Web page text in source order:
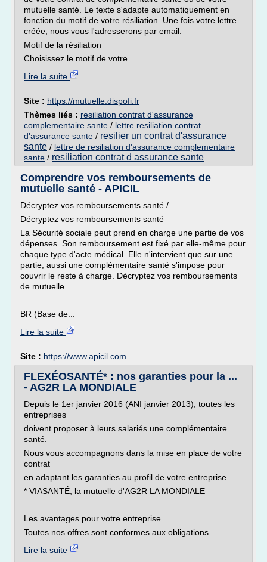
mutuelle santé. Le texte s'adapte automatiquement en
fonction du motif de votre résiliation. Une fois votre lettre
créée, nous vous l'adresserons par email.
Motif de la résiliation
Choisissez le motif de votre...
Lire la suite
Site : https://mutuelle.dispofi.fr
Thèmes liés : resiliation contrat d'assurance
complementaire sante / lettre resiliation contrat
d'assurance sante / resilier un contrat d'assurance
sante / lettre de resiliation d'assurance complementaire
sante / resiliation contrat d assurance sante
Comprendre vos remboursements de
mutuelle santé - APICIL
Décryptez vos remboursements santé /
Décryptez vos remboursements santé
La Sécurité sociale peut prend en charge une partie de vos
dépenses. Son remboursement est fixé par elle-même pour
chaque type d'acte médical. Elle n'intervient que sur une
partie, aussi une complémentaire santé s'impose pour
couvrir le reste à charge. Décryptez vos remboursements
de mutuelle.
BR (Base de...
Lire la suite
Site : https://www.apicil.com
FLEXÉOSANTÉ* : nos garanties pour la ...
- AG2R LA MONDIALE
Depuis le 1er janvier 2016 (ANI janvier 2013), toutes les
entreprises
doivent proposer à leurs salariés une complémentaire
santé.
Nous vous accompagnons dans la mise en place de votre
contrat
en adaptant les garanties au profil de votre entreprise.
* VIASANTÉ, la mutuelle d'AG2R LA MONDIALE
Les avantages pour votre entreprise
Toutes nos offres sont conformes aux obligations...
Lire la suite